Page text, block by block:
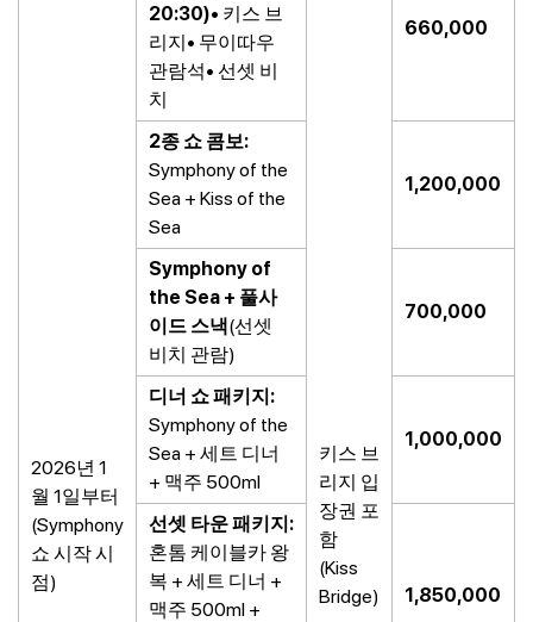
2026년 1
월 1일부터
(Symphony
쇼 시작 시
점)
20:30)• 키스 브
리지• 무이따우
관람석• 선셋 비
치
키스 브
리지 입
장권 포
함
(Kiss
Bridge)
660,000
2종 쇼 콤보:
Symphony of the
Sea + Kiss of the
Sea
1,200,000
Symphony of
the Sea + 풀사
이드 스낵(선셋
비치 관람)
700,000
디너 쇼 패키지:
Symphony of the
Sea + 세트 디너
+ 맥주 500ml
1,000,000
선셋 타운 패키지:
혼톰 케이블카 왕
복 + 세트 디너 +
맥주 500ml +
1,850,000